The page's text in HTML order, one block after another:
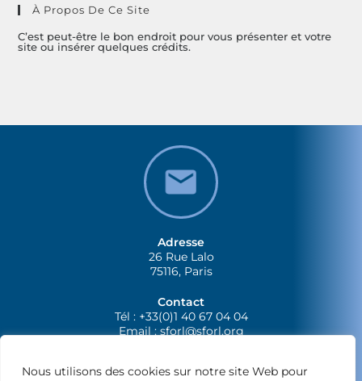
Nous utilisons des cookies sur notre site Web pour
À Propos De Ce Site
C’est peut-être le bon endroit pour vous présenter et votre
site ou insérer quelques crédits.
Adresse
26 Rue Lalo
75116, Paris
Contact
Tél : +33(0)1 40 67 04 04
Email :sforl@sforl.org